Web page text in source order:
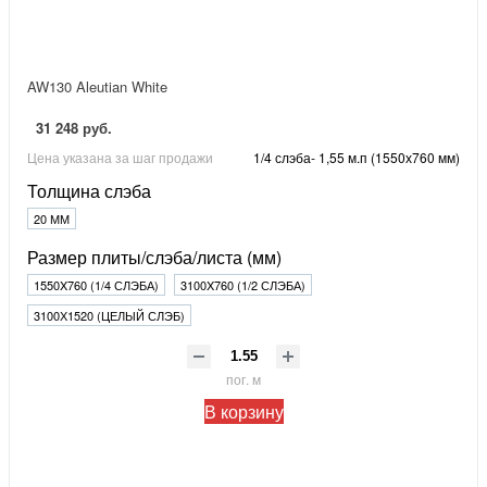
AW130 Aleutian White
31 248 руб.
Цена указана за шаг продажи 1/4 слэба- 1,55 м.п (1550х760 мм)
Толщина слэба
20 ММ
Размер плиты/слэба/листа (мм)
1550X760 (1/4 СЛЭБА)
3100X760 (1/2 СЛЭБА)
3100Х1520 (ЦЕЛЫЙ СЛЭБ)
пог. м
В корзину